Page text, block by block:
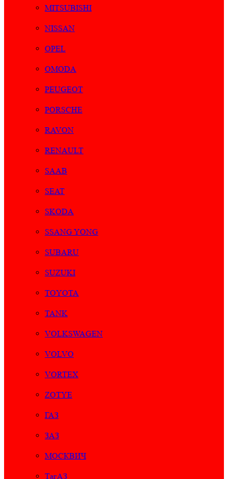
MITSUBISHI
NISSAN
OPEL
OMODA
PEUGEOT
PORSCHE
RAVON
RENAULT
SAAB
SEAT
SKODA
SSANG YONG
SUBARU
SUZUKI
TOYOTA
TANK
VOLKSWAGEN
VOLVO
VORTEX
ZOTYE
ГАЗ
ЗАЗ
МОСКВИЧ
ТагАЗ